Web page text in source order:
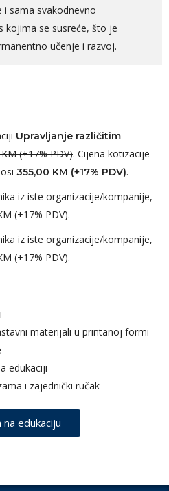
i sama svakodnevno
kojima se susreće, što je
učenje i razvoj.
Upravljanje različitim
(+17% PDV). Cijena kotizacije
355,00 KM (+17% PDV).
iz iste organizacije/kompanije,
(+17% PDV).
iz iste organizacije/kompanije,
(+17% PDV).
materijali u printanoj formi
edukaciji
i zajednički ručak
na edukaciju